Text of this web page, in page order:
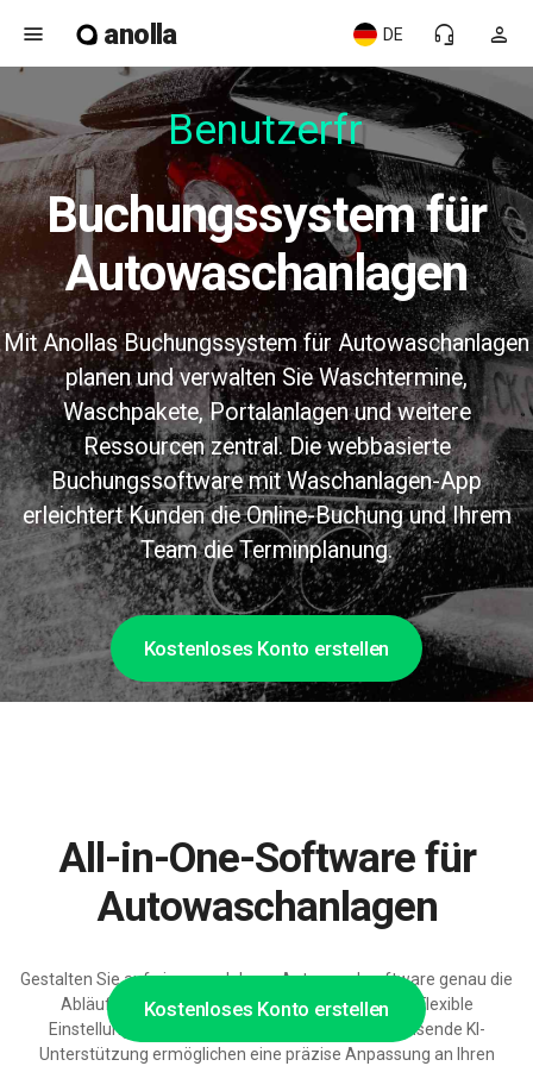
menu anolla person
headset_mic
DE
Benutzerfre
Buchungssystem für
Autowaschanlagen
Mit Anollas Buchungssystem für Autowaschanlagen
planen und verwalten Sie Waschtermine,
Waschpakete, Portalanlagen und weitere
Ressourcen zentral. Die webbasierte
Buchungssoftware mit Waschanlagen-App
erleichtert Kunden die Online-Buchung und Ihrem
Team die Terminplanung.
Kostenloses Konto erstellen
Kostenloses Konto erstellen
All-in-One-Software für
Autowaschanlagen
Gestalten Sie auf einer modularen Autowaschsoftware genau die
Abläufe, die zu Ihrer Autowaschanlage passen. Flexible
Einstellungen, zahlreiche Integrationen und wachsende KI-
Unterstützung ermöglichen eine präzise Anpassung an Ihren